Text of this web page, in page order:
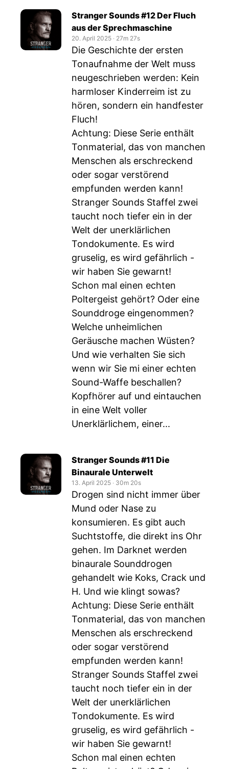
Stranger Sounds #12 Der Fluch
aus der Sprechmaschine
20. April 2025 ‧ 27m 27s
Die Geschichte der ersten
Tonaufnahme der Welt muss
neugeschrieben werden: Kein
harmloser Kinderreim ist zu
hören, sondern ein handfester
Fluch!
Achtung: Diese Serie enthält
Tonmaterial, das von manchen
Menschen als erschreckend
oder sogar verstörend
empfunden werden kann!
Stranger Sounds Staffel zwei
taucht noch tiefer ein in der
Welt der unerklärlichen
Tondokumente. Es wird
gruselig, es wird gefährlich -
wir haben Sie gewarnt!
Schon mal einen echten
Poltergeist gehört? Oder eine
Sounddroge eingenommen?
Welche unheimlichen
Geräusche machen Wüsten?
Und wie verhalten Sie sich
wenn wir Sie mi einer echten
Sound-Waffe beschallen?
Kopfhörer auf und eintauchen
in eine Welt voller
Unerklärlichem, einer...
Stranger Sounds #11 Die
Binaurale Unterwelt
13. April 2025 ‧ 30m 20s
Drogen sind nicht immer über
Mund oder Nase zu
konsumieren. Es gibt auch
Suchtstoffe, die direkt ins Ohr
gehen. Im Darknet werden
binaurale Sounddrogen
gehandelt wie Koks, Crack und
H. Und wie klingt sowas?
Achtung: Diese Serie enthält
Tonmaterial, das von manchen
Menschen als erschreckend
oder sogar verstörend
empfunden werden kann!
Stranger Sounds Staffel zwei
taucht noch tiefer ein in der
Welt der unerklärlichen
Tondokumente. Es wird
gruselig, es wird gefährlich -
wir haben Sie gewarnt!
Schon mal einen echten